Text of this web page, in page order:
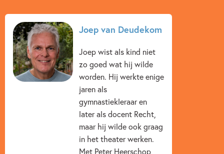
Joep van Deudekom
Joep wist als kind niet
zo goed wat hij wilde
worden. Hij werkte enige
jaren als
gymnastiekleraar en
later als docent Recht,
maar hij wilde ook graag
in het theater werken.
Met Peter Heerschop